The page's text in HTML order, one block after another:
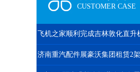
CUSTOMER CASE